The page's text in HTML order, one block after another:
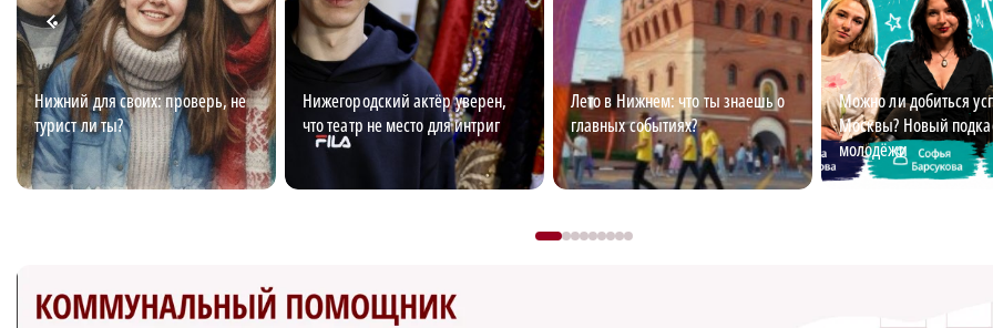
Нижний для своих: проверь, не
турист ли ты?
Нижегородский актёр уверен,
что театр не место для интриг
Лето в Нижнем: что ты знаешь о
главных событиях?
Можно ли добиться
Москвы? Новый
молодёжи